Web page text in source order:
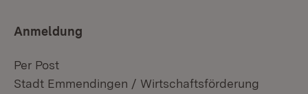
Anmeldung
Per Post
Stadt Emmendingen / Wirtschaftsförderung